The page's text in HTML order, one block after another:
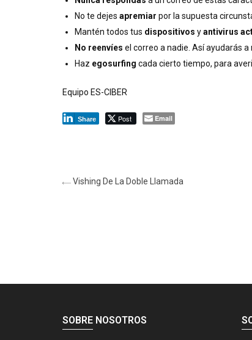
No te dejes apremiar por la supuesta
Mantén todos tus dispositivos yantivirus
No reenvíes el correo a nadie. Así ayudarás
Haz egosurfing cada cierto tiempo, para
Equipo ES-CIBER
Share Post Email
Vishing De La Doble Llamada
SOBRE NOSOTROS